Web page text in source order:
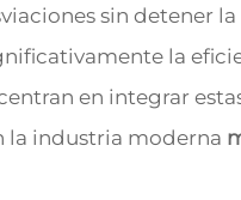
sin detener
la
en integrar
la industria moderna